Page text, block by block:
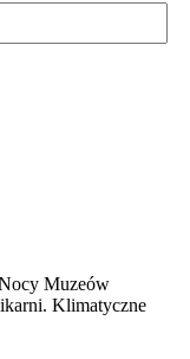
Muzeów
Klimatyczne